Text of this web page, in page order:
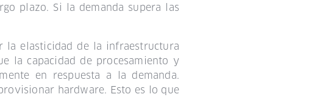
plazo. Si la demanda supera las
la elasticidad de la infraestructura
la capacidad de procesamiento y
en respuesta a la demanda.
hardware. Esto es lo que